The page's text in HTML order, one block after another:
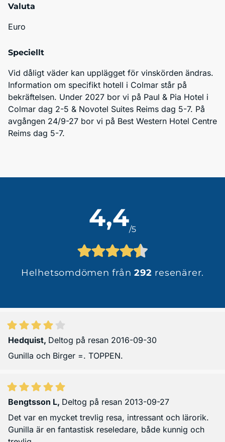
Valuta
Euro
Speciellt
Vid dåligt väder kan upplägget för vinskörden ändras.
Information om specifikt hotell i Colmar står på
bekräftelsen. Under 2027 bor vi på Paul & Pia Hotel i
Colmar dag 2-5 & Novotel Suites Reims dag 5-7. På
avgången 24/9-27 bor vi på Best Western Hotel Centre
Reims dag 5-7.
4,4/5
Helhetsomdömen från292 resenärer.
Hedquist, Deltog på resan 2016-09-30
Gunilla och Birger =. TOPPEN.
Bengtsson L, Deltog på resan 2013-09-27
Det var en mycket trevlig resa, intressant och lärorik.
Gunilla är en fantastisk reseledare, både kunnig och